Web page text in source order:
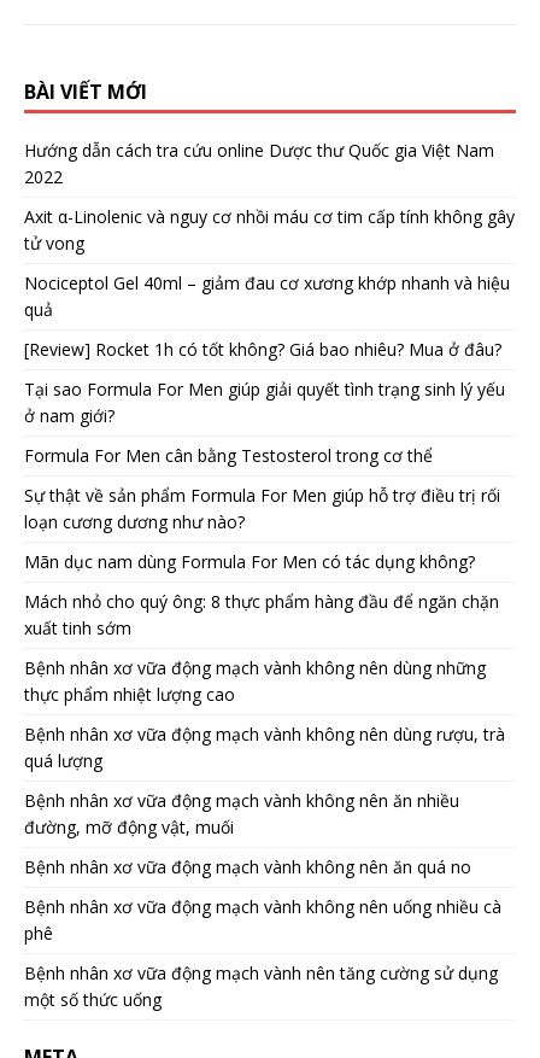
BÀI VIẾT MỚI
Hướng dẫn cách tra cứu online Dược thư Quốc gia Việt Nam
2022
Axit α-Linolenic và nguy cơ nhồi máu cơ tim cấp tính không gây
tử vong
Nociceptol Gel 40ml – giảm đau cơ xương khớp nhanh và hiệu
quả
[Review] Rocket 1h có tốt không? Giá bao nhiêu? Mua ở đâu?
Tại sao Formula For Men giúp giải quyết tình trạng sinh lý yếu
ở nam giới?
Formula For Men cân bằng Testosterol trong cơ thể
Sự thật về sản phẩm Formula For Men giúp hỗ trợ điều trị rối
loạn cương dương như nào?
Mãn dục nam dùng Formula For Men có tác dụng không?
Mách nhỏ cho quý ông: 8 thực phẩm hàng đầu để ngăn chặn
xuất tinh sớm
Bệnh nhân xơ vữa động mạch vành không nên dùng những
thực phẩm nhiệt lượng cao
Bệnh nhân xơ vữa động mạch vành không nên dùng rượu, trà
quá lượng
Bệnh nhân xơ vữa động mạch vành không nên ăn nhiều
đường, mỡ động vật, muối
Bệnh nhân xơ vữa động mạch vành không nên ăn quá no
Bệnh nhân xơ vữa động mạch vành không nên uống nhiều cà
phê
Bệnh nhân xơ vữa động mạch vành nên tăng cường sử dụng
một số thức uống